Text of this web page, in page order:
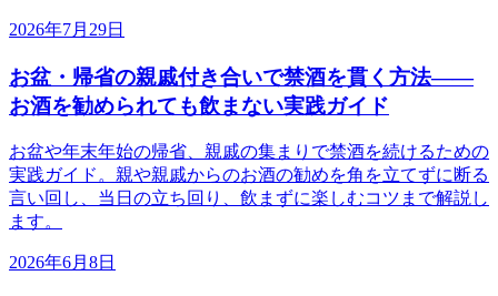
2026年7月29日
お盆・帰省の親戚付き合いで禁酒を貫く方法——
お酒を勧められても飲まない実践ガイド
お盆や年末年始の帰省、親戚の集まりで禁酒を続けるための
実践ガイド。親や親戚からのお酒の勧めを角を立てずに断る
言い回し、当日の立ち回り、飲まずに楽しむコツまで解説し
ます。
2026年6月8日